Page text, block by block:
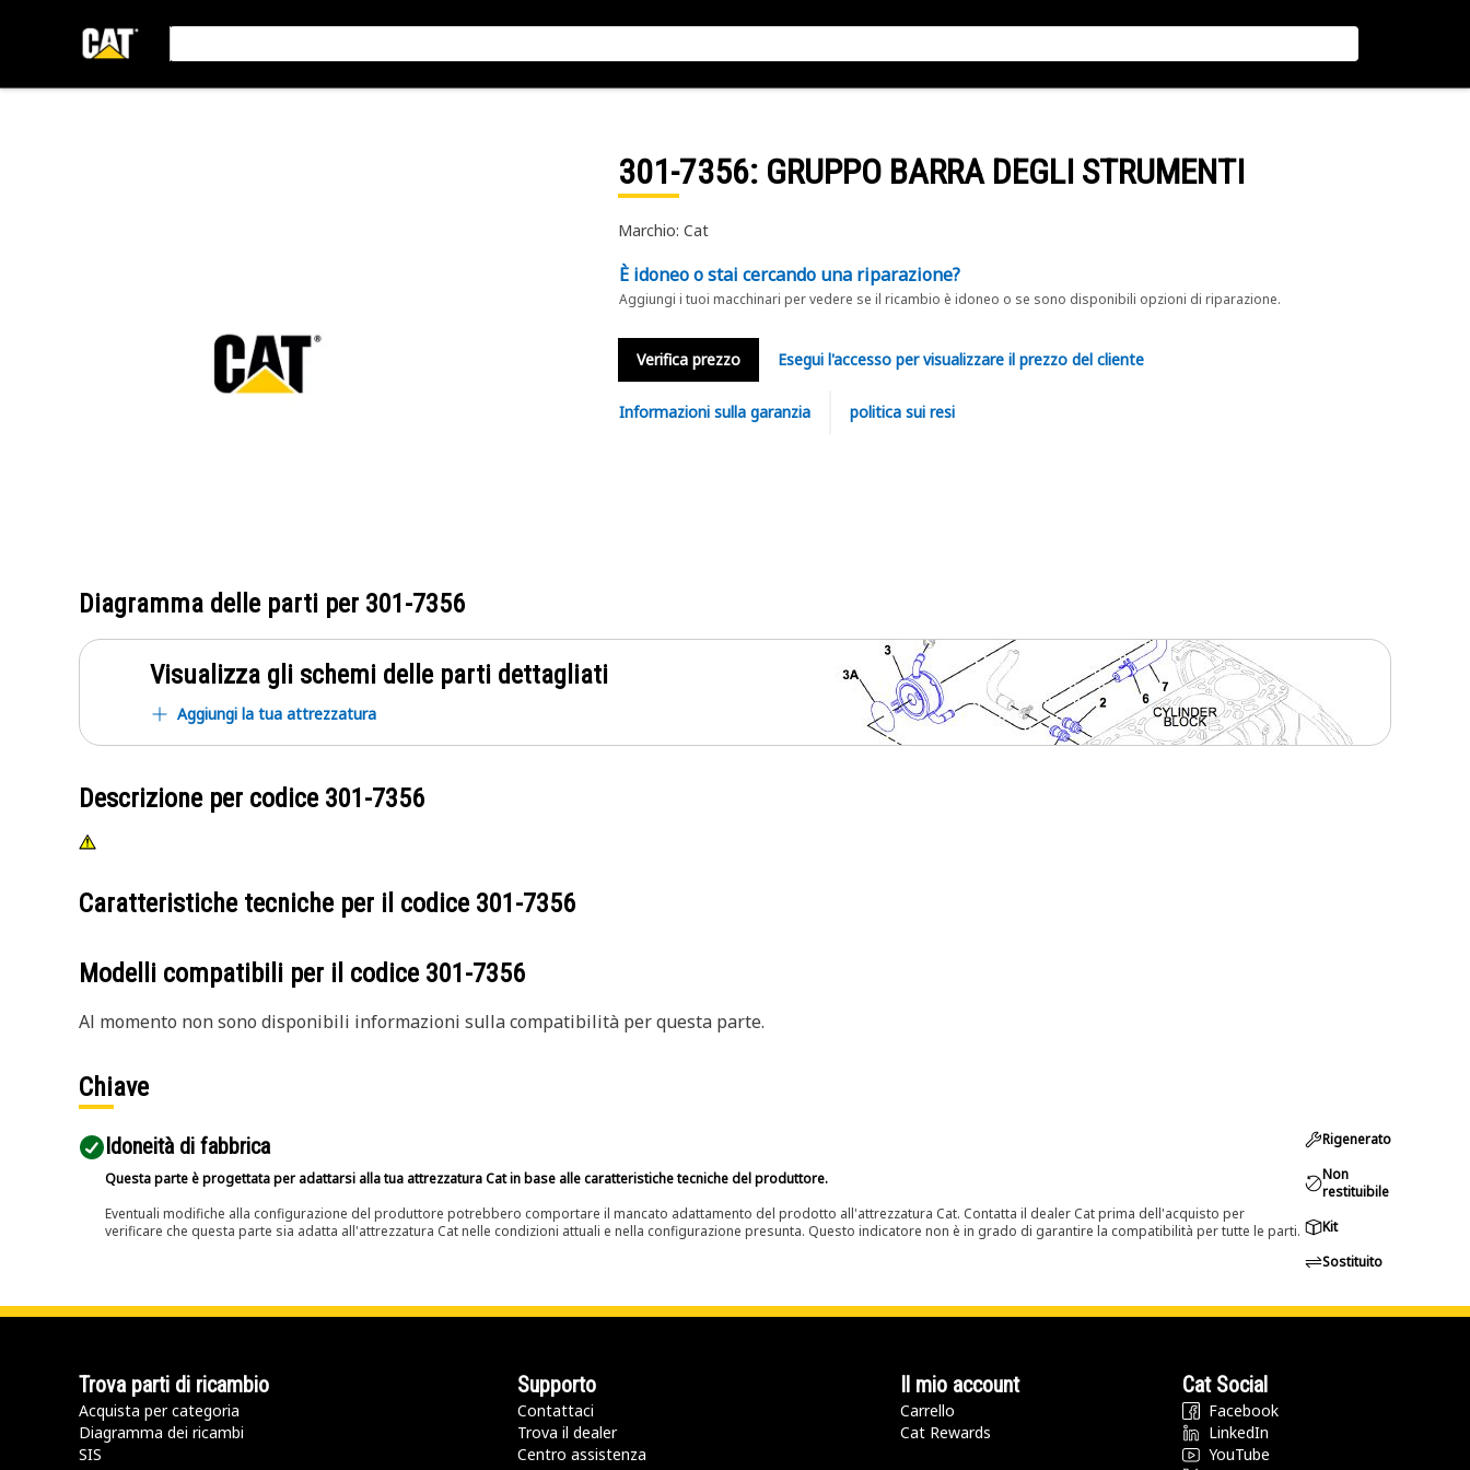
301-7356: GRUPPO BARRA DEGLI STRUMENTI
Marchio: Cat
È idoneo o stai cercando una riparazione?
Aggiungi i tuoi macchinari per vedere se il ricambio è idoneo o se sono disponibili opzioni di riparazione.
Verifica prezzo Esegui l'accesso per visualizzare il prezzo del cliente
Informazioni sulla garanzia politica sui resi
Diagramma delle parti per 301-7356
Visualizza gli schemi delle parti dettagliati
Aggiungi la tua attrezzatura
Descrizione per codice 301-7356
Caratteristiche tecniche per il codice 301-7356
Modelli compatibili per il codice 301-7356
Al momento non sono disponibili informazioni sulla compatibilità per questa parte.
Chiave
Idoneità di fabbrica
Questa parte è progettata per adattarsi alla tua attrezzatura Cat in base alle caratteristiche tecniche del produttore.
Eventuali modifiche alla configurazione del produttore potrebbero comportare il mancato adattamento del prodotto all'attrezzatura Cat. Contatta il dealer Cat prima dell'acquisto per
verificare che questa parte sia adatta all'attrezzatura Cat nelle condizioni attuali e nella configurazione presunta. Questo indicatore non è in grado di garantire la compatibilità per tutte le parti.
Rigenerato
Non
restituibile
Kit
Sostituito
Trova parti di ricambio
Acquista per categoria
Diagramma dei ricambi
SIS
Supporto
Contattaci
Trova il dealer
Centro assistenza
Il mio account
Carrello
Cat Rewards
Cat Social
Facebook
LinkedIn
YouTube